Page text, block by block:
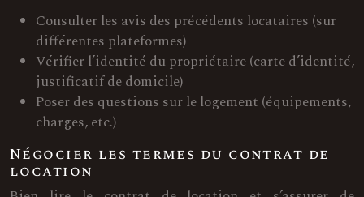
Consulter les avis des précédents locataires (sur
différentes plateformes)
Vérifier l’identité du propriétaire (carte d’identité,
justificatif de domicile)
Poser des questions sur le logement (équipements,
charges, etc.)
Négocier les termes du contrat de
location